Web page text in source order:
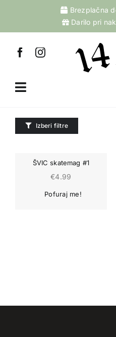
content
Brezplačna
Darilo pri
Izberi filtre
ŠVIC skatemag #1
€4.99